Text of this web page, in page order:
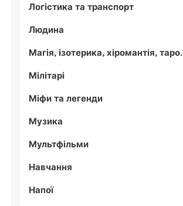
Логістика та транспорт
Людина
Магія, ізотерика, хіромантія, таро.
Мілітарі
Міфи та легенди
Музика
Мультфільми
Навчання
Напої